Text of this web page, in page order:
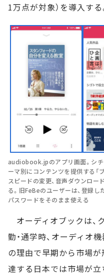
1万点が対象）を導入する
audiobook.jpのアプリ画面。シチ
ーマ別にコンテンツを提供する「
スピードの変更、音声ダウンロー
る。旧FeBeのユーザーは、登録し
パスワードをそのまま使える
オーディオブックは、
勤・通学時、オーディオ
の理由で早期から市場が
達する日本では市場が